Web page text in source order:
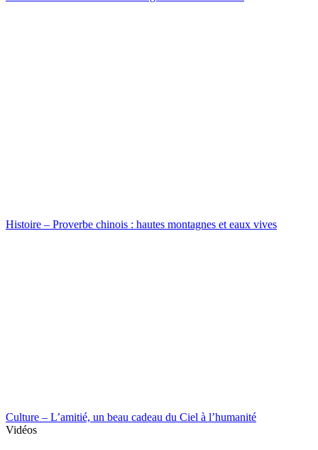
Histoire – Proverbe chinois : hautes montagnes et eaux vives
Culture – L’amitié, un beau cadeau du Ciel à l’humanité
Vidéos